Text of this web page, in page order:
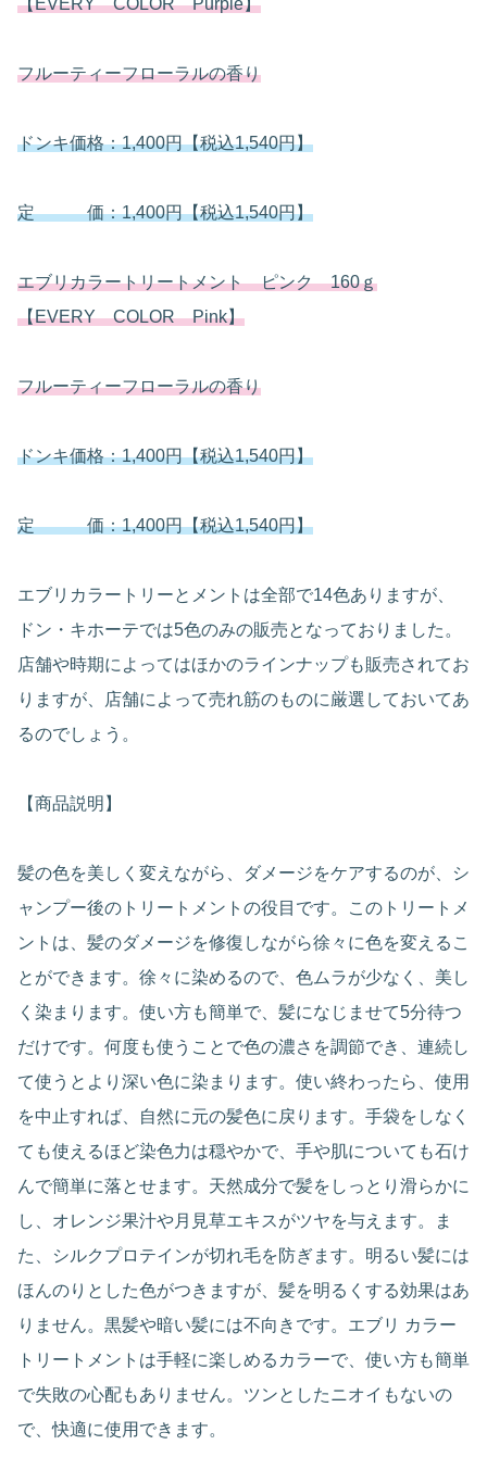
【EVERY COLOR Purple】
フルーティーフローラルの香り
ドンキ価格：1,400円【税込1,540円】
定 価：1,400円【税込1,540円】
エブリカラートリートメント ピンク 160ｇ
【EVERY COLOR Pink】
フルーティーフローラルの香り
ドンキ価格：1,400円【税込1,540円】
定 価：1,400円【税込1,540円】
エブリカラートリーとメントは全部で14色ありますが、
ドン・キホーテでは5色のみの販売となっておりました。
店舗や時期によってはほかのラインナップも販売されてお
りますが、店舗によって売れ筋のものに厳選しておいてあ
るのでしょう。
【商品説明】
髪の色を美しく変えながら、ダメージをケアするのが、シ
ャンプー後のトリートメントの役目です。このトリートメ
ントは、髪のダメージを修復しながら徐々に色を変えるこ
とができます。徐々に染めるので、色ムラが少なく、美し
く染まります。使い方も簡単で、髪になじませて5分待つ
だけです。何度も使うことで色の濃さを調節でき、連続し
て使うとより深い色に染まります。使い終わったら、使用
を中止すれば、自然に元の髪色に戻ります。手袋をしなく
ても使えるほど染色力は穏やかで、手や肌についても石け
んで簡単に落とせます。天然成分で髪をしっとり滑らかに
し、オレンジ果汁や月見草エキスがツヤを与えます。ま
た、シルクプロテインが切れ毛を防ぎます。明るい髪には
ほんのりとした色がつきますが、髪を明るくする効果はあ
りません。黒髪や暗い髪には不向きです。エブリ カラー
トリートメントは手軽に楽しめるカラーで、使い方も簡単
で失敗の心配もありません。ツンとしたニオイもないの
で、快適に使用できます。